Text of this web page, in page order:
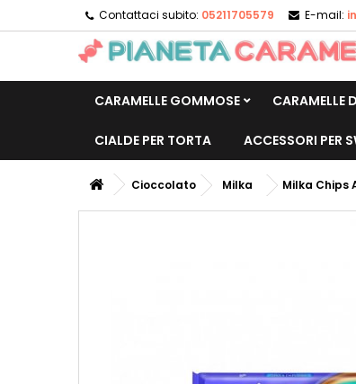
Contattaci subito: 05211705579 E-mail:
CARAMELLE GOMMOSE CARAMELLE
CIALDE PER TORTA ACCESSORI PER
Cioccolato Milka Milka Chips